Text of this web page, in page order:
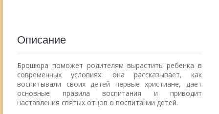
Описание
Брошюра поможет родителям вырастить ребенка в
современных условиях: она рассказывает, как
воспитывали своих детей первые христиане, дает
основные правила воспитания и приводит
наставления святых отцов о воспитании детей.